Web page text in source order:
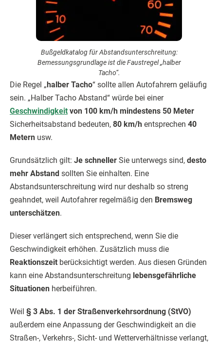
Bußgeldkatalog für Abstandsunterschreitung:
Bemessungsgrundlage ist die Faustregel „halber
Tacho“.
Die Regel „halber Tacho“ sollte allen Autofahrern geläufig
sein. „Halber Tacho Abstand“ würde bei einer
Geschwindigkeit von 100 km/h mindestens 50 Meter
Sicherheitsabstand bedeuten, 80 km/h entsprechen 40
Metern usw.
Grundsätzlich gilt: Je schneller Sie unterwegs sind, desto
mehr Abstand sollten Sie einhalten. Eine
Abstandsunterschreitung wird nur deshalb so streng
geahndet, weil Autofahrer regelmäßig den Bremsweg
unterschätzen.
Dieser verlängert sich entsprechend, wenn Sie die
Geschwindigkeit erhöhen. Zusätzlich muss die
Reaktionszeit berücksichtigt werden. Aus diesen Gründen
kann eine Abstandsunterschreitung lebensgefährliche
Situationen herbeiführen.
Weil § 3 Abs. 1 der Straßenverkehrsordnung (StVO)
außerdem eine Anpassung der Geschwindigkeit an die
Straßen-, Verkehrs-, Sicht- und Wetterverhältnisse verlangt,